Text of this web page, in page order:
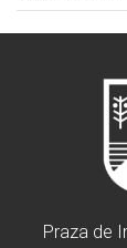
Praza de